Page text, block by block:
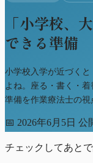
「小学校、
できる準備
小学校入学が近づく
よね。座る・書く・
準備を作業療法士の視
📅 2026年6月5日 公
チェックしてあと